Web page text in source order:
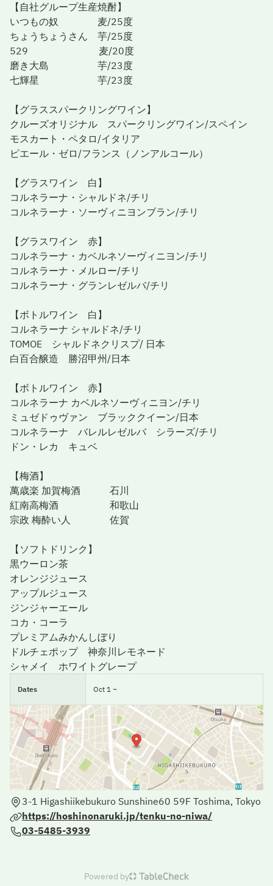
【自社グループ生産焼酎】
いつもの奴 麦/25度
ちょうちょうさん 芋/25度
529 麦/20度
磨き大島 芋/23度
七輝星 芋/23度
【グラススパークリングワイン】
クルーズオリジナル スパークリングワイン/スペイン
モスカート・ペタロ/イタリア
ピエール・ゼロ/フランス（ノンアルコール）
【グラスワイン 白】
コルネラーナ・シャルドネ/チリ
コルネラーナ・ソーヴィニヨンブラン/チリ
【グラスワイン 赤】
コルネラーナ・カベルネソーヴィニヨン/チリ
コルネラーナ・メルロー/チリ
コルネラーナ・グランレゼルバ/チリ
【ボトルワイン 白】
コルネラーナ シャルドネ/チリ
TOMOE シャルドネクリスプ/ 日本
白百合醸造 勝沼甲州/日本
【ボトルワイン 赤】
コルネラーナ カベルネソーヴィニヨン/チリ
ミュゼドゥヴァン ブラッククイーン/日本
コルネラーナ バレルレゼルバ シラーズ/チリ
ドン・レカ キュベ
【梅酒】
萬歳楽 加賀梅酒 石川
紅南高梅酒 和歌山
宗政 梅酔い人 佐賀
【ソフトドリンク】
黒ウーロン茶
オレンジジュース
アップルジュース
ジンジャーエール
コカ・コーラ
プレミアムみかんしぼり
ドルチェポップ 神奈川レモネード
シャメイ ホワイトグレープ
Dates Oct 1 ~
3-1 Higashiikebukuro Sunshine60 59F Toshima, Tokyo
https://hoshinonaruki.jp/tenku-no-niwa/
03-5485-3939
Powered by